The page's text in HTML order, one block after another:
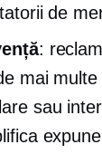
de
:
mai multe
sau